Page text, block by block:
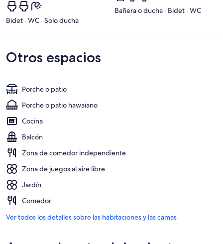
Bidet · WC · Solo ducha
Bañera o ducha · Bidet · WC
Otros espacios
Porche o patio
Porche o patio hawaiano
Cocina
Balcón
Zona de comedor independiente
Zona de juegos al aire libre
Jardín
Comedor
Ver todos los detalles sobre las habitaciones y las camas